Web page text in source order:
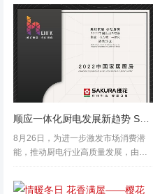
8月26日，为进一步激发市场消费潜
能，推动厨电行业高质量发展，由中
家居联合举办，2022中国厨房&电器